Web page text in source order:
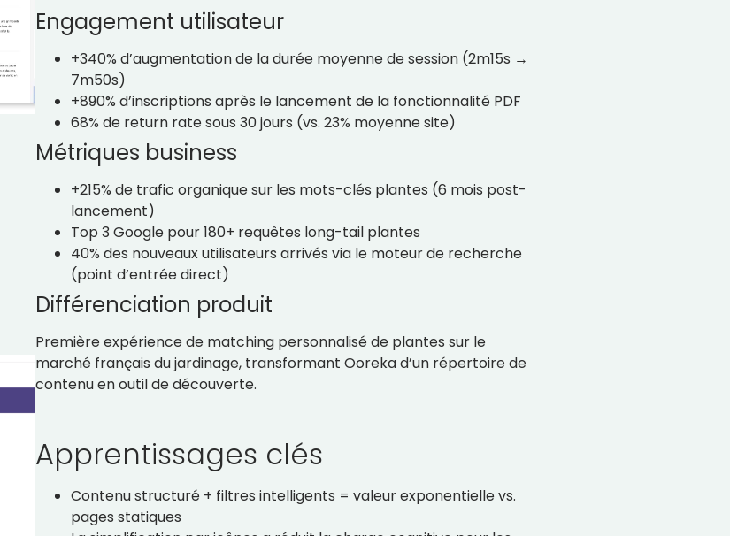
Engagement utilisateur
+340% d’augmentation de la durée moyenne de session (2m15s →
7m50s)
+890% d’inscriptions après le lancement de la fonctionnalité PDF
68% de return rate sous 30 jours (vs. 23% moyenne site)
Métriques business
+215% de trafic organique sur les mots-clés plantes (6 mois post-
lancement)
Top 3 Google pour 180+ requêtes long-tail plantes
40% des nouveaux utilisateurs arrivés via le moteur de recherche
(point d’entrée direct)
Différenciation produit
Première expérience de matching personnalisé de plantes sur le
marché français du jardinage, transformant Ooreka d’un répertoire de
contenu en outil de découverte.
Apprentissages clés
Contenu structuré + filtres intelligents = valeur exponentielle vs.
pages statiques